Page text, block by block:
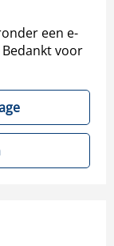
een e-
voor